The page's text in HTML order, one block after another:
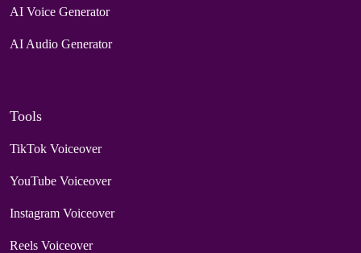
AI Voice Generator
AI Audio Generator
Tools
TikTok Voiceover
YouTube Voiceover
Instagram Voiceover
Reels Voiceover